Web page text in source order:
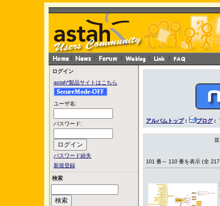
ログイン
astah*製品サイトはこちら
ユーザ名:
パスワード:
パスワード紛失
新規登録
検索
アルバムトップ: ブログ:
101 番～ 110 番を表示 (全